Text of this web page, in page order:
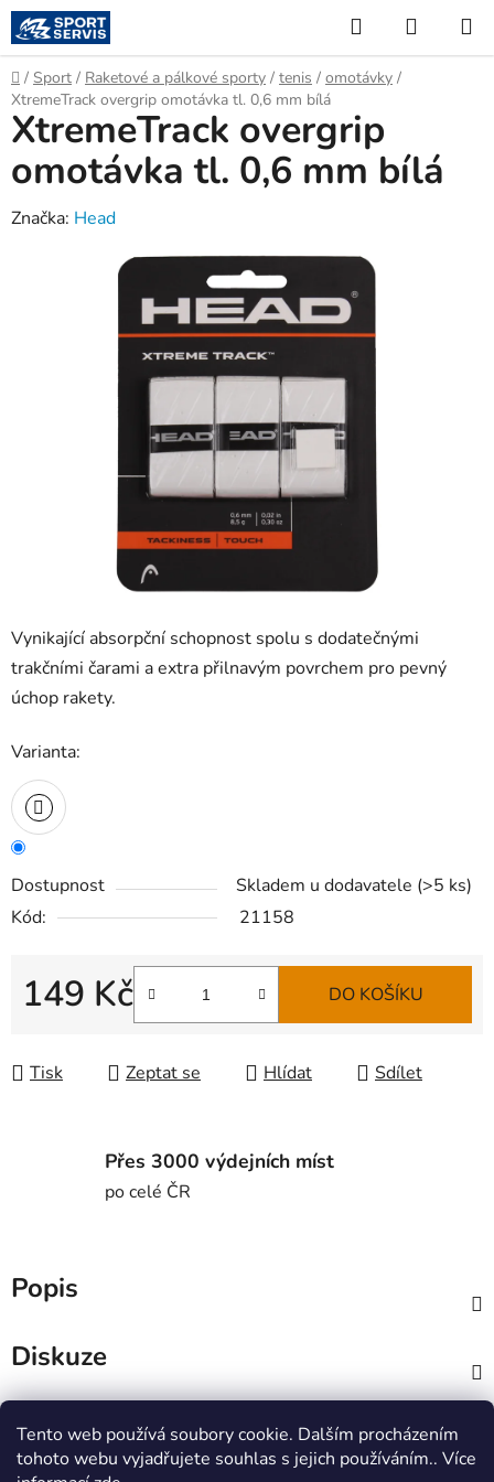
Tento web používá soubory cookie. Dalším procházením
tohoto webu vyjadřujete souhlas s jejich používáním.. Více
Přejít
na
obsah
Hledat
KOŠÍK
Domů
/ Sport / Raketové a pálkové sporty / tenis / omotávky /
XtremeTrack overgrip omotávka tl. 0,6 mm bílá
Vynikající absorpční schopnost spolu s dodatečnými
trakčními čarami a extra přilnavým povrchem pro pevný
úchop rakety.
Varianta:
Dostupnost Skladem u dodavatele (>5 ks)
Kód:
21158
149 Kč DO KOŠÍKU
Tisk Zeptat se Hlídat Sdílet
XtremeTrack overgrip
omotávka tl. 0,6 mm bílá
Značka: Head
Přes 3000 výdejních míst
po celé ČR
Popis
Diskuze
Z
MTWorkout Fitness prcek
Centrum environmentální výchovy Stolístek